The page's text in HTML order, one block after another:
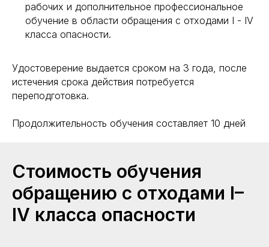
рабочих и дополнительное профессиональное
обучение в области обращения с отходами I - IV
класса опасности.
Удостоверение выдается сроком на 3 года, после
истечения срока действия потребуется
переподготовка.
Продолжительность обучения составляет 10 дней
Стоимость обучения
обращению с отходами I–
IV класса опасности